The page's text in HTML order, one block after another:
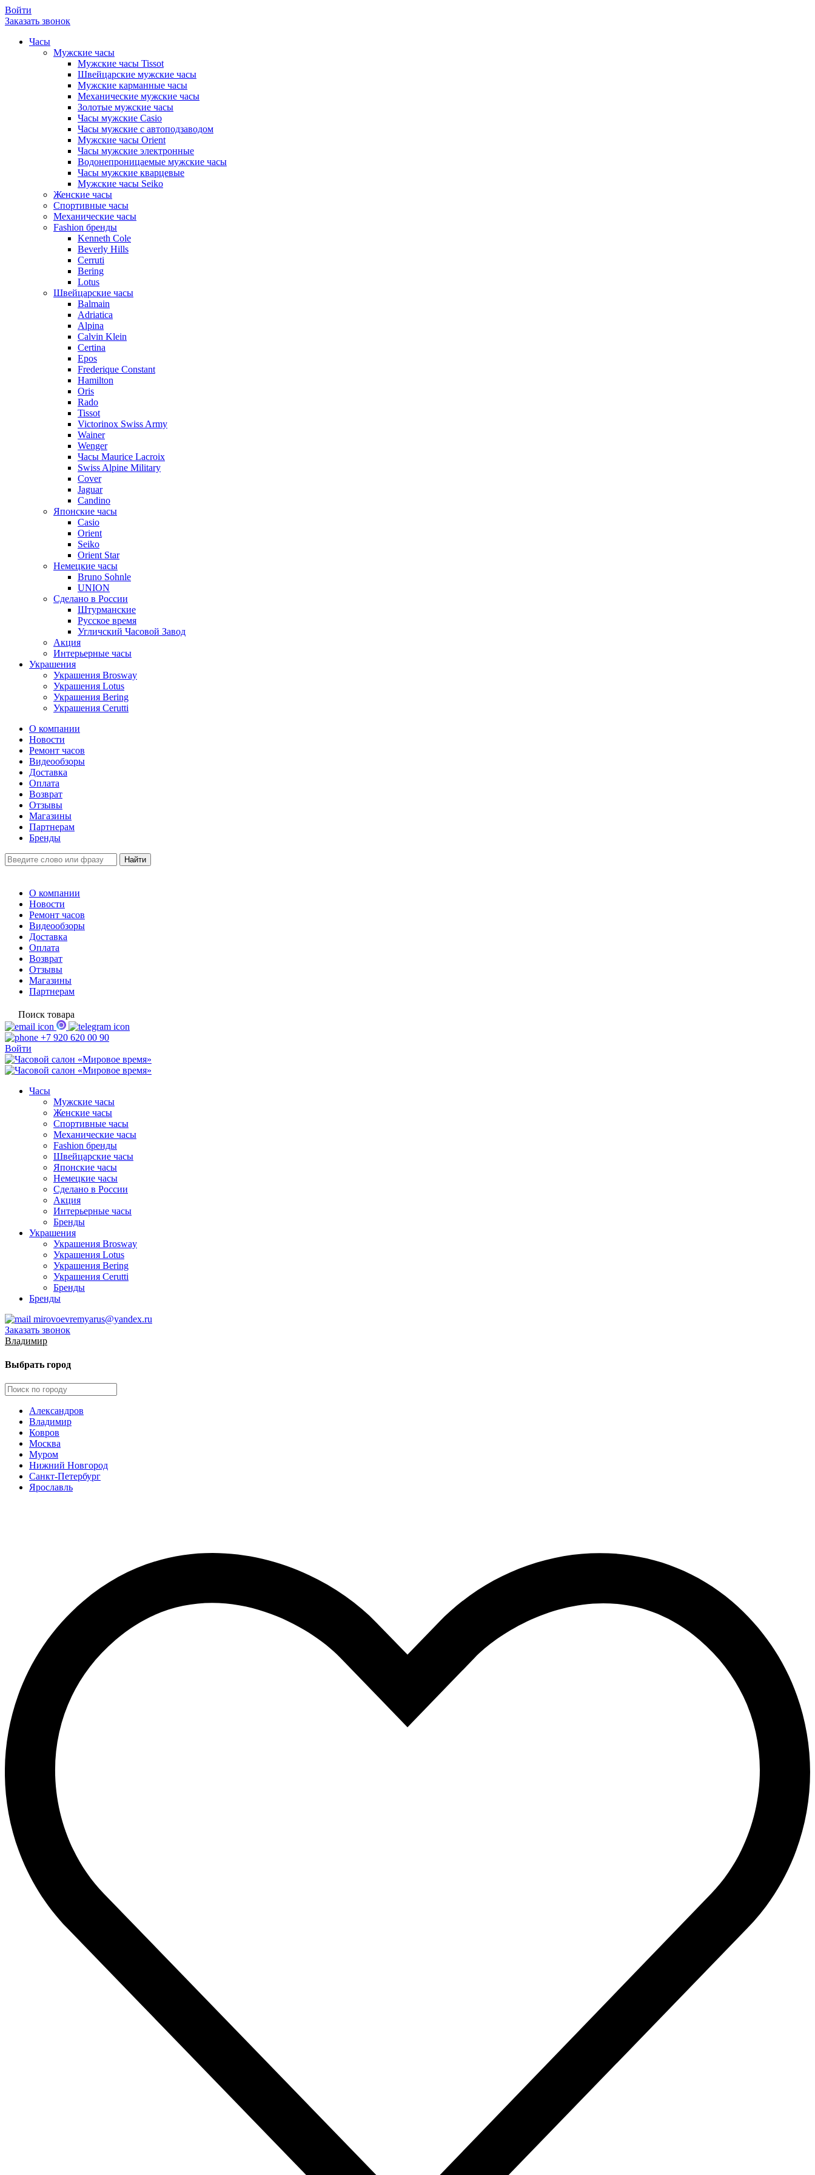
Войти
Заказать звонок
Часы
Мужские часы
Мужские часы Tissot
Швейцарские мужские часы
Мужские карманные часы
Механические мужские часы
Золотые мужские часы
Часы мужские Casio
Часы мужские с автоподзаводом
Мужские часы Orient
Часы мужские электронные
Водонепроницаемые мужские часы
Часы мужские кварцевые
Мужские часы Seiko
Женские часы
Спортивные часы
Механические часы
Fashion бренды
Kenneth Cole
Beverly Hills
Cerruti
Bering
Lotus
Швейцарские часы
Balmain
Adriatica
Alpina
Calvin Klein
Certina
Epos
Frederique Constant
Hamilton
Oris
Rado
Tissot
Victorinox Swiss Army
Wainer
Wenger
Часы Maurice Lacroix
Swiss Alpine Military
Cover
Jaguar
Candino
Японские часы
Casio
Orient
Seiko
Orient Star
Немецкие часы
Bruno Sohnle
UNION
Сделано в России
Штурманские
Русское время
Угличский Часовой Завод
Акция
Интерьерные часы
Украшения
Украшения Brosway
Украшения Lotus
Украшения Bering
Украшения Cerutti
О компании
Новости
Ремонт часов
Видеообзоры
Доставка
Оплата
Возврат
Отзывы
Магазины
Партнерам
Бренды
О компании
Новости
Ремонт часов
Видеообзоры
Доставка
Оплата
Возврат
Отзывы
Магазины
Партнерам
Поиск товара
+7 920 620 00 90
Войти
Часы
Мужские часы
Женские часы
Спортивные часы
Механические часы
Fashion бренды
Швейцарские часы
Японские часы
Немецкие часы
Сделано в России
Акция
Интерьерные часы
Бренды
Украшения
Украшения Brosway
Украшения Lotus
Украшения Bering
Украшения Cerutti
Бренды
Бренды
mirovoevremyarus@yandex.ru
Заказать звонок
Владимир
Выбрать город
Александров
Владимир
Ковров
Москва
Муром
Нижний Новгород
Санкт-Петербург
Ярославль